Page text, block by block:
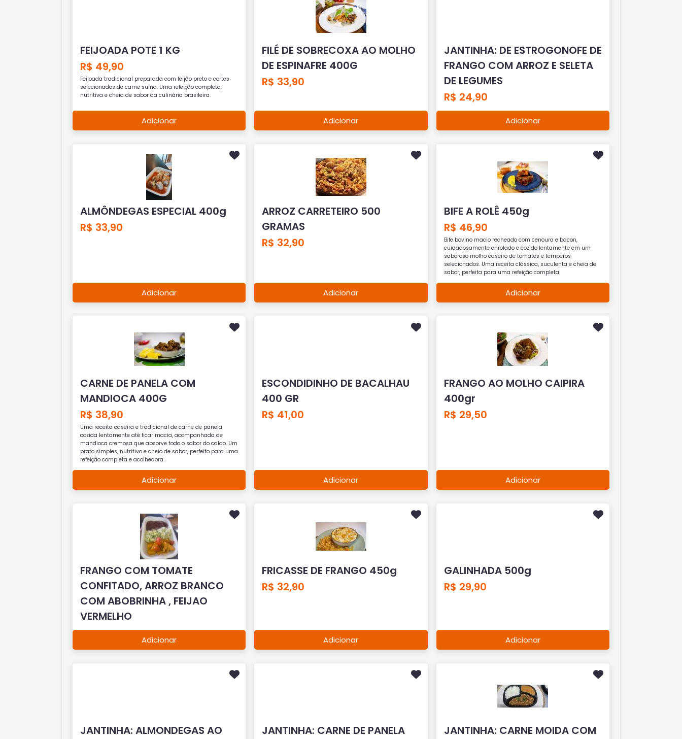
FEIJOADA POTE 1 KG
R$ 49,90
Feijoada tradicional preparada com feijão preto e cortes
selecionados de carne suína. Uma refeição completa,
nutritiva e cheia de sabor da culinária brasileira.
Adicionar
FILÉ DE SOBRECOXA AO MOLHO
DE ESPINAFRE 400G
R$ 33,90
Adicionar
JANTINHA: DE ESTROGONOFE DE
FRANGO COM ARROZ E SELETA
DE LEGUMES
R$ 24,90
Adicionar
ALMÔNDEGAS ESPECIAL 400g
R$ 33,90
Adicionar
ARROZ CARRETEIRO 500
GRAMAS
R$ 32,90
Adicionar
BIFE A ROLÊ 450g
R$ 46,90
Bife bovino macio recheado com cenoura e bacon,
cuidadosamente enrolado e cozido lentamente em um
saboroso molho caseiro de tomates e temperos
selecionados. Uma receita clássica, suculenta e cheia de
sabor, perfeita para uma refeição completa.
Adicionar
CARNE DE PANELA COM
MANDIOCA 400G
R$ 38,90
Uma receita caseira e tradicional de carne de panela
cozida lentamente até ficar macia, acompanhada de
mandioca cremosa que absorve todo o sabor do caldo. Um
prato simples, nutritivo e cheio de sabor, perfeito para uma
refeição completa e acolhedora.
Adicionar
ESCONDIDINHO DE BACALHAU
400 GR
R$ 41,00
Adicionar
FRANGO AO MOLHO CAIPIRA
400gr
R$ 29,50
Adicionar
FRANGO COM TOMATE
CONFITADO, ARROZ BRANCO
COM ABOBRINHA , FEIJAO
VERMELHO
Adicionar
FRICASSE DE FRANGO 450g
R$ 32,90
Adicionar
GALINHADA 500g
R$ 29,90
Adicionar
JANTINHA: ALMONDEGAS AO
JANTINHA: CARNE DE PANELA
JANTINHA: CARNE MOIDA COM